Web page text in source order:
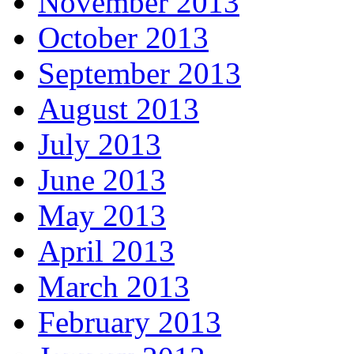
October 2013
September 2013
August 2013
July 2013
June 2013
May 2013
April 2013
March 2013
February 2013